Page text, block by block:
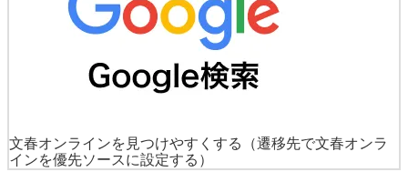
文春オンラインを見つけやすくする
（遷移先で文春オンラ
インを優先ソースに設定する）